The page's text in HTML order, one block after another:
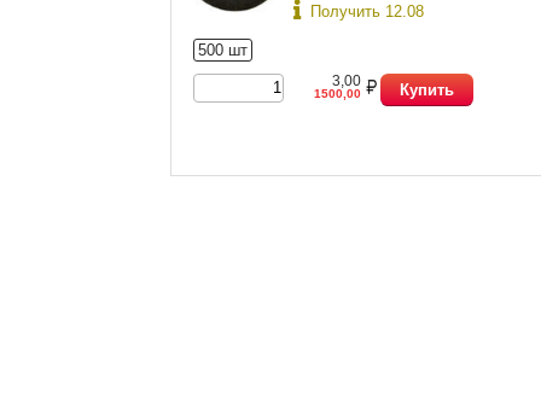
Получить 12.08
500 шт
3,00
1500,00 Купить